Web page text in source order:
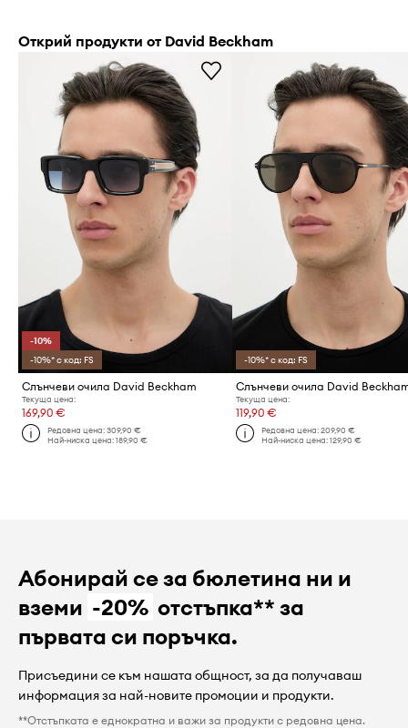
Открий продукти от David Beckham
-10%
-10%* с код: FS
Слънчеви очила David Beckham
Текуща цена:
169,90 €
Редовна цена:309,90 €
Най-ниска цена:189,90 €
-10%* с код: FS
Слънчеви очила David
Текуща цена:
119,90 €
Редовна цена: 209,90 €
Най-ниска цена: 129,90 €
Абонирай се за бюлетина ни и
вземи -20% отстъпка** за
първата си поръчка.
Присъедини се към нашата общност, за да получаваш
информация за най-новите промоции и продукти.
**Отстъпката е еднократна и важи за продукти с редовна цена.